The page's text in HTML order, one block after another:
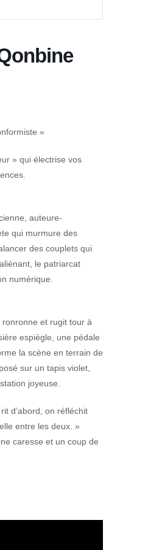
»
» qui électrise vos
auteure-
qui murmure des
des couplets qui
le patriarcat
numérique.
et rugit tour à
espiègle, une pédale
la scène en terrain de
sur un tapis violet,
joyeuse.
d’abord, on réfléchit
entre les deux. »
caresse et un coup de